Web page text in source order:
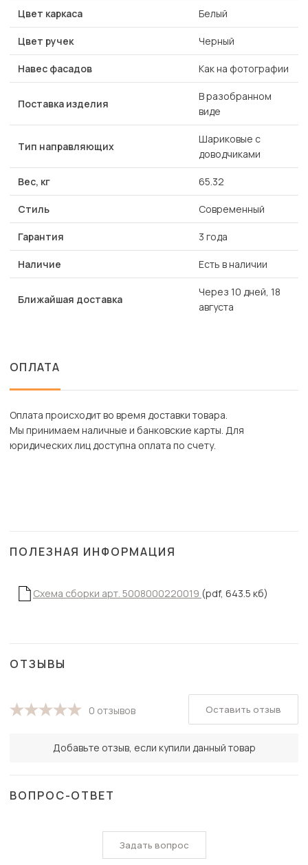
Цвет каркаса Белый
Цвет ручек Черный
Навес фасадов Как на фотографии
Поставка изделия
В разобранном
виде
Тип направляющих
Шариковые с
доводчиками
Вес, кг 65.32
Стиль Современный
Гарантия 3 года
Наличие Есть в наличии
Ближайшая доставка
Через 10 дней, 18
августа
ОПЛАТА
Оплата происходит во время доставки товара.
Мы принимаем наличные и банковские карты. Для
юридических лиц доступна оплата по счету.
ПОЛЕЗНАЯ ИНФОРМАЦИЯ
Схема сборки арт. 5008000220019 (pdf, 643.5 кб)
ОТЗЫВЫ
0 отзывов
Добавьте отзыв, если купили данный товар
Оставить отзыв
ВОПРОС-ОТВЕТ
Задать вопрос